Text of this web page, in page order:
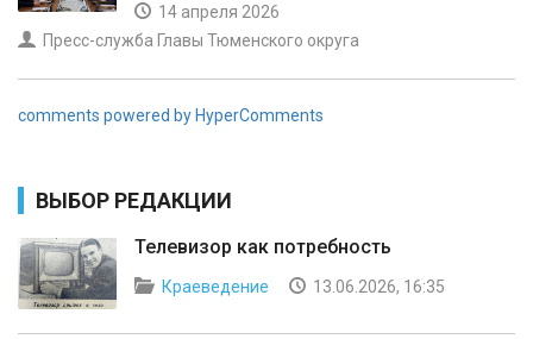
14 апреля 2026
Пресс-служба Главы Тюменского округа
comments powered by HyperComments
ВЫБОР РЕДАКЦИИ
Телевизор как потребность
Краеведение 13.06.2026, 16:35